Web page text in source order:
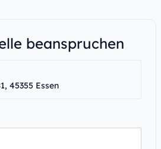
beanspruchen
45355 Essen